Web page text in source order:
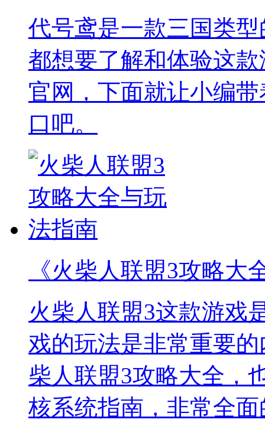
代号鸢是一款三国类
都想要了解和体验这
官网，下面就让小编
口吧。
《火柴人联盟3攻略大
火柴人联盟3这款游戏
戏的玩法是非常重要
柴人联盟3攻略大全，
核系统指南，非常全